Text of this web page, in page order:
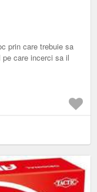
prin care trebuie sa
care incerci sa il